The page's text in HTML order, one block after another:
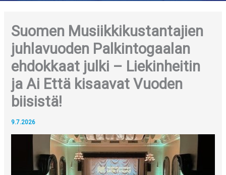
Suomen Musiikkikustantajien
juhlavuoden Palkintogaalan
ehdokkaat julki – Liekinheitin
ja Ai Että kisaavat Vuoden
biisistä!
9.7.2026